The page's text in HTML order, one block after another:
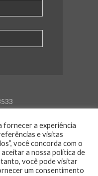
675
- SP
às 18h00
fornecer a experiência
e visitas
você concorda com o
a nossa política de
você pode visitar
um consentimento